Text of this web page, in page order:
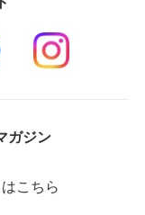
ガジン
はこちら